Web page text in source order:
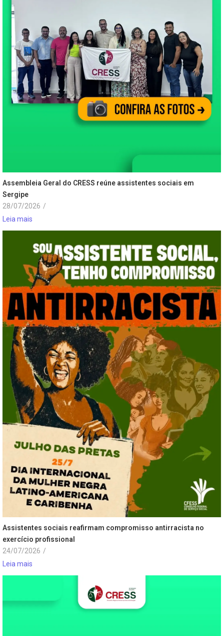
Assembleia Geral do CRESS reúne assistentes sociais em
Sergipe
28/07/2026 /
Leia mais
Assistentes sociais reafirmam compromisso antirracista no
exercício profissional
24/07/2026 /
Leia mais